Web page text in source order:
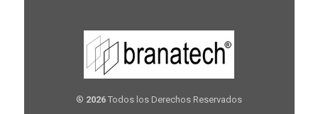
® 2026 Todos los Derechos Reservados